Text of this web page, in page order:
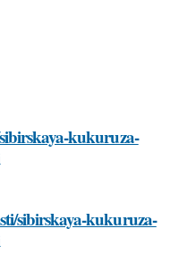
kukuruza-
sibirskaya-kukuruza-